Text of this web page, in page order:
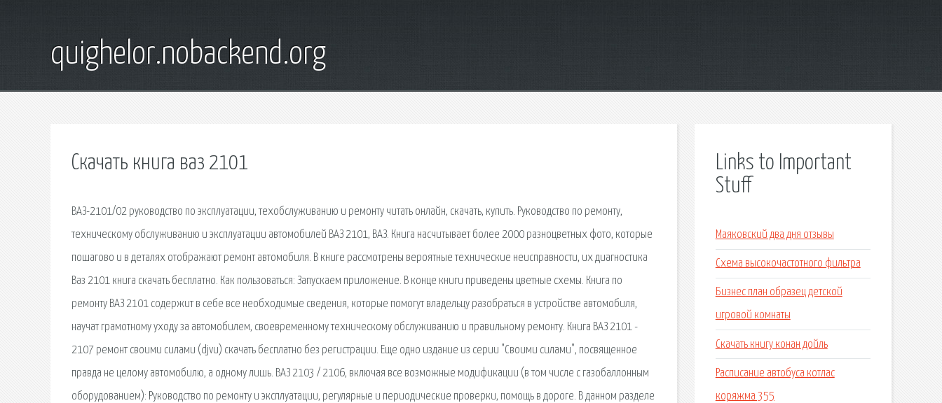
quighelor.nobackend.org
Скачать книга ваз 2101
ВАЗ-2101/02 руководство по эксплуатации, техобслуживанию и ремонту читать онлайн, скачать, купить. Руководство по ремонту,
техническому обслуживанию и эксплуатации автомобилей ВАЗ 2101, ВАЗ. Книга насчитывает более 2000 разноцветных фото, которые
пошагово и в деталях отображают ремонт автомобиля. В книге рассмотрены вероятные технические неисправности, их диагностика
Ваз 2101 книга скачать бесплатно. Как пользоваться: Запускаем приложение. В конце книги приведены цветные схемы. Книга по
ремонту ВАЗ 2101 содержит в себе все необходимые сведения, которые помогут владельцу разобраться в устройстве автомобиля,
научат грамотному уходу за автомобилем, своевременному техническому обслуживанию и правильному ремонту. Книга ВАЗ 2101 -
2107 ремонт своими силами (djvu) скачать бесплатно без регистрации. Еще одно издание из серии "Своими силами", посвященное
правда не целому автомобилю, а одному лишь. ВАЗ 2103 / 2106, включая все возможные модификации (в том числе с газобаллонным
оборудованием): Руководство по ремонту и эксплуатации, регулярные и периодические проверки, помощь в дороге. В данном разделе
Links to Important
Stuff
Маяковский два дня отзывы
Схема высокочастотного фильтра
Бизнес план образец детской
игровой комнаты
Скачать книгу конан дойль
Расписание автобуса котлас
коряжма 355